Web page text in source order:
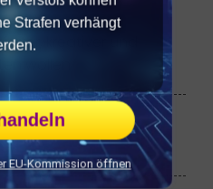
kreativer und
Strafen verhängt
EU-Kommission öffnen